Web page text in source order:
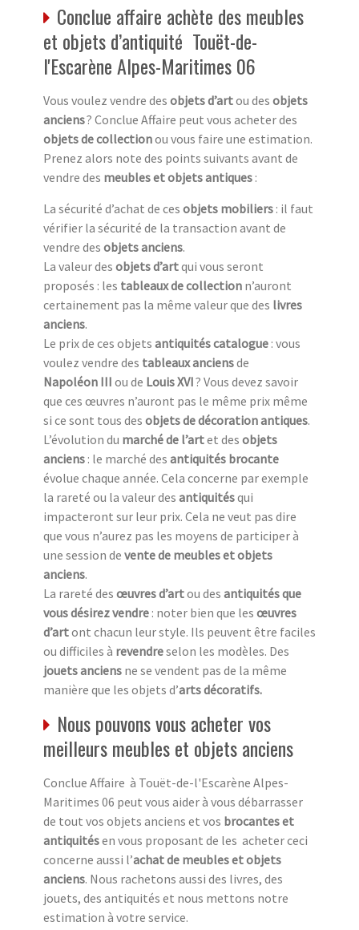
Conclue affaire achète des meubles
et objets d’antiquité Touët-de-
l'Escarène Alpes-Maritimes 06
Vous voulez vendre des objets d’artou des objets
anciens? Conclue Affaire peut vous acheter des
objets de collectionou vous faire une estimation.
Prenez alors note des points suivants avant de
vendre des meubles et objets antiques :
La sécurité d’achat de ces objets mobiliers : il faut
vérifier la sécurité de la transaction avant de
vendre des objets anciens.
La valeur des objets d’artqui vous seront
proposés : les tableaux de collection n’auront
certainement pas la même valeur que des livres
anciens.
Le prix de ces objets antiquités catalogue : vous
voulez vendre des tableaux anciensde
Napoléon III ou de Louis XVI? Vous devez savoir
que ces œuvres n’auront pas le même prix même
si ce sont tous des objets de décoration antiques.
L’évolution du marché de l’artet des objets
anciens : le marché des antiquités brocante
évolue chaque année. Cela concerne par exemple
la rareté ou la valeur des antiquitésqui
impacteront sur leur prix. Cela ne veut pas dire
que vous n’aurez pas les moyens de participer à
une session de vente de meubles et objets
anciens.
La rareté des œuvres d’artou des antiquités que
vous désirez vendre : noter bien que les œuvres
d’artont chacun leur style. Ils peuvent être faciles
ou difficiles à revendreselon les modèles. Des
jouets anciens ne se vendent pas de la même
manière que les objets d’arts décoratifs.
Nous pouvons vous acheter vos
meilleurs meubles et objets anciens
Conclue Affaire à Touët-de-l'Escarène Alpes-
Maritimes 06 peut vous aider à vous débarrasser
de tout vos objets anciens et vos brocantes et
antiquitésen vous proposant de les acheter ceci
concerne aussi l’achat de meubles et objets
anciens. Nous rachetons aussi des livres, des
jouets, des antiquités et nous mettons notre
estimation à votre service.